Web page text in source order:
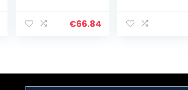
staal,
€66.84
diameter 0,6